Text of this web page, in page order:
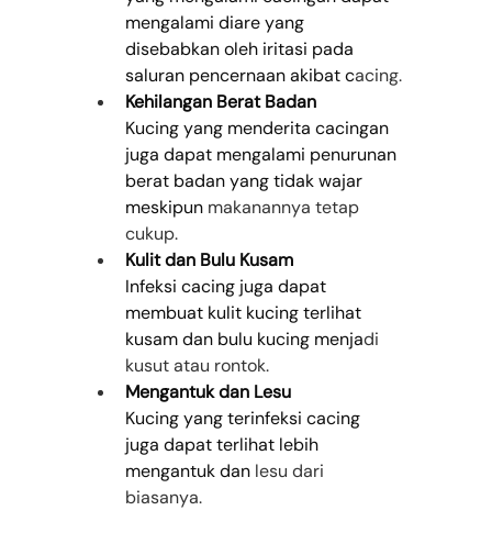
mengalami diare yang
disebabkan oleh iritasi pada
saluran pencernaan akibat cacing.
Kehilangan Berat Badan
Kucing yang menderita cacingan
juga dapat mengalami penurunan
berat badan yang tidak wajar
meskipun makanannya tetap
cukup.
Kulit dan Bulu Kusam
Infeksi cacing juga dapat
membuat kulit kucing terlihat
kusam dan bulu kucing menjadi
kusut atau rontok.
Mengantuk dan Lesu
Kucing yang terinfeksi cacing
juga dapat terlihat lebih
mengantuk dan lesu dari
biasanya.